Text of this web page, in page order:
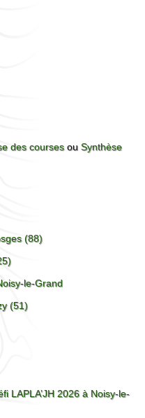
des coursesouSynthèse
(88)
le-Grand
(51)
LAPLA’JH 2026 à Noisy-le-